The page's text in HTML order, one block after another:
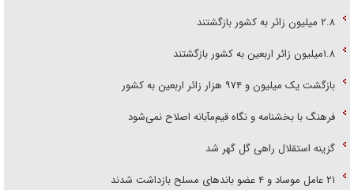
۲.۸ میلیون زائر به کشور بازگشتند
۱.۸میلیون زائر اربعین به کشور بازگشتند
بازگشت یک میلیون و ۹۷۴ هزار زائر اربعین به کشور
فرهنگ با بخشنامه و نگاه قیم‌مآبانه اصلاح نمی‌شود
گزینه استقلال راهی گل گهر شد
۲۱ عامل موساد و ۴ عضو باند‌های مسلح بازداشت شدند